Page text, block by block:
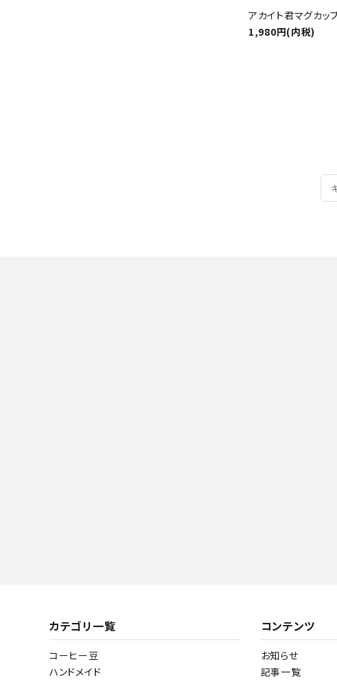
アカイト君マグカッ
1,980円(内税)
カテゴリ一覧
コーヒー豆
ハンドメイド
コンテンツ
お知らせ
記事一覧